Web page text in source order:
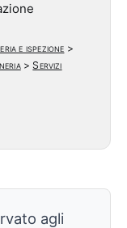
e ispezione >
> Servizi
agli